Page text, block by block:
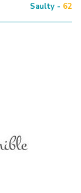
Saulty - 62